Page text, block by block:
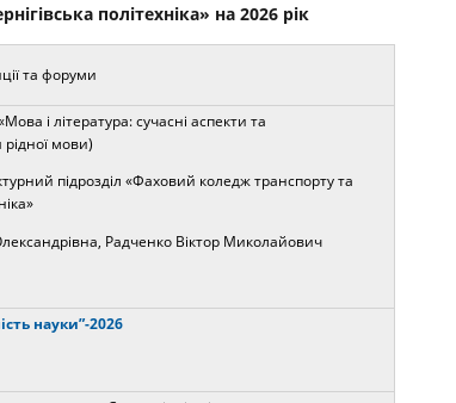
політехніка» на 2026 рік
та форуми
і література: сучасні аспекти та
мови)
підрозділ «Фаховий коледж транспорту та
Радченко Віктор Миколайович
науки”-2026